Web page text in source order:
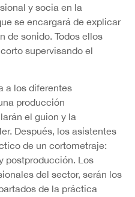
y socia en la
se encargará de explicar
de sonido. Todos ellos
supervisando el
a los diferentes
producción
el guion y la
Después, los asistentes
de un cortometraje:
postproducción. Los
del sector, serán los
de la práctica